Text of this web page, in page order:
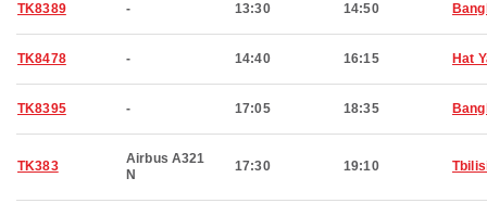
TK8389 - 13:30 14:50
TK8478 - 14:40 16:15 Hat
TK8395 - 17:05 18:35
TK383
Airbus A321
N
17:30 19:10